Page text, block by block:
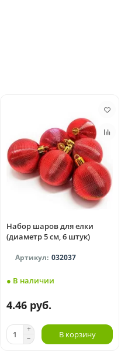
Набор шаров для елки
(диаметр 5 см, 6 штук)
032037
● В наличии
4.46 руб.
В корзину